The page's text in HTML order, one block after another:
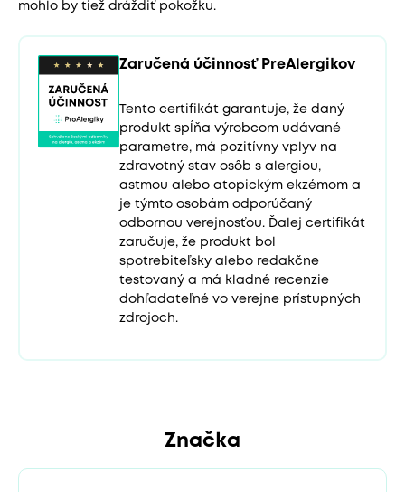
mohlo by tiež dráždiť pokožku.
Zaručená účinnosť PreAlergikov
Tento certifikát garantuje, že daný
produkt spĺňa výrobcom udávané
parametre, má pozitívny vplyv na
zdravotný stav osôb s alergiou,
astmou alebo atopickým ekzémom a
je týmto osobám odporúčaný
odbornou verejnosťou. Ďalej certifikát
zaručuje, že produkt bol
spotrebiteľsky alebo redakčne
testovaný a má kladné recenzie
dohľadateľné vo verejne prístupných
zdrojoch.
Značka